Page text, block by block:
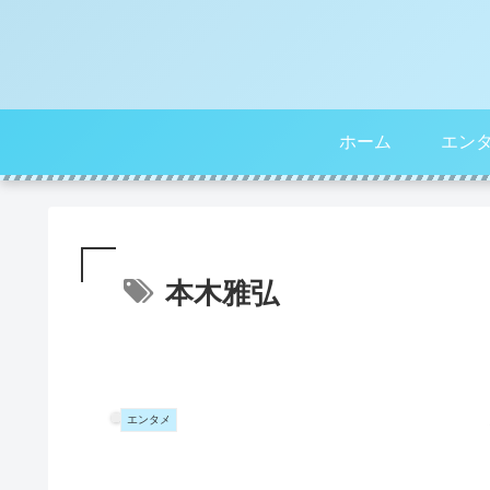
ホーム エン
本木雅弘
エンタメ